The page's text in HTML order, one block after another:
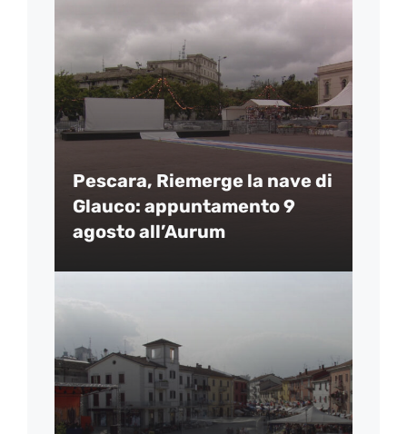
Pescara, Riemerge la nave di
Glauco: appuntamento 9
agosto all’Aurum